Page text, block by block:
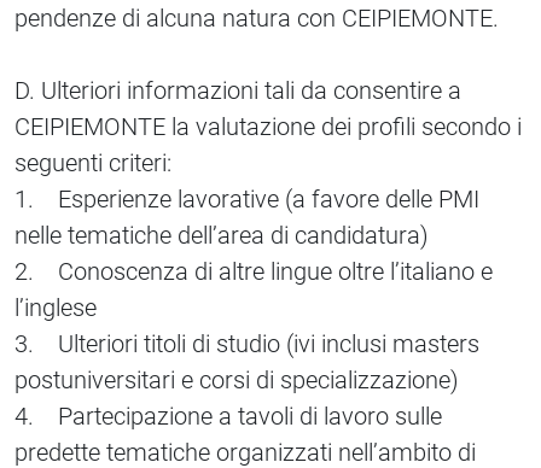
pendenze di alcuna natura con CEIPIEMONTE.
D. Ulteriori informazioni tali da consentire a
CEIPIEMONTE la valutazione dei profili secondo i
seguenti criteri:
1. Esperienze lavorative (a favore delle PMI
nelle tematiche dell’area di candidatura)
2. Conoscenza di altre lingue oltre l’italiano e
l’inglese
3. Ulteriori titoli di studio (ivi inclusi masters
postuniversitari e corsi di specializzazione)
4. Partecipazione a tavoli di lavoro sulle
predette tematiche organizzati nell’ambito di